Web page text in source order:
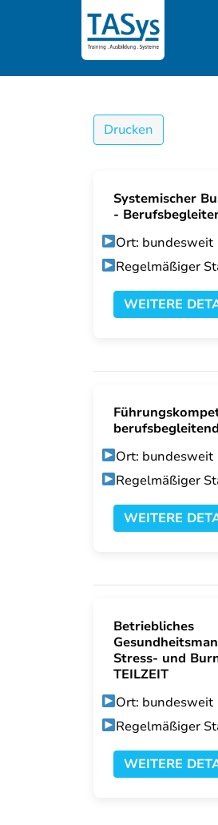
Drucken
Systemischer
-
Ort: bundesweit
Regelmäßiger
WEITERE
berufsbegleitend
Ort: bundesweit
Regelmäßiger
WEITERE
Betriebliches
Stress- und
TEILZEIT
Ort: bundesweit
Regelmäßiger
WEITERE